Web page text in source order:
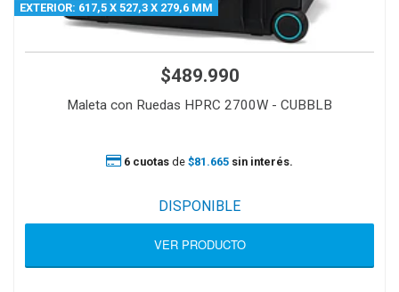
EXTERIOR: 617,5 X 527,3 X 279,6 MM
$489.990
Maleta con Ruedas HPRC 2700W - CUBBLB
6 cuotas de $81.665 sin interés.
DISPONIBLE
VER PRODUCTO